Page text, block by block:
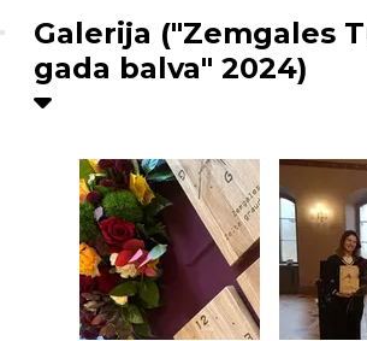
Galerija ("Zemgales
gada balva" 2024)